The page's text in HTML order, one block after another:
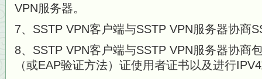
VPN服务器。
7、SSTP VPN客户端与SSTP VPN服务器协商
8、SSTP VPN客户端与SSTP VPN服务器协商
（或EAP验证方法）证使用者证书以及进行